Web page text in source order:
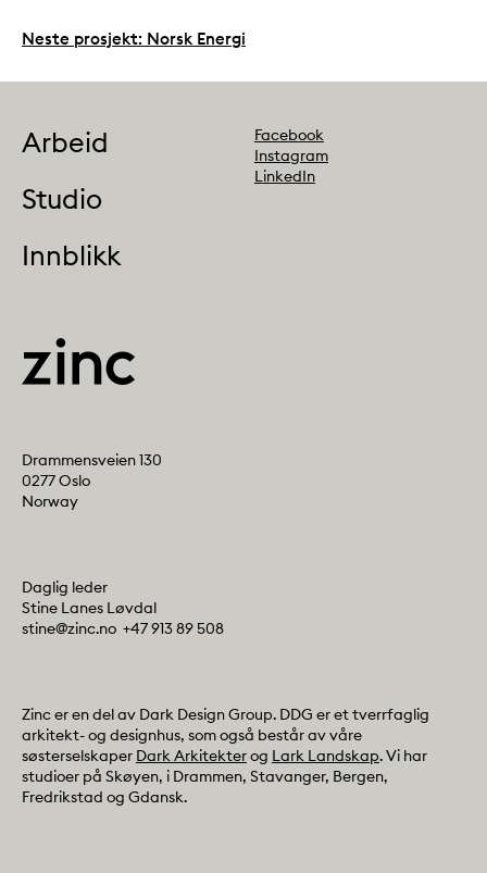
Neste prosjekt: Norsk Energi
Arbeid
Studio
Innblikk
Follow us
Facebook
Instagram
LinkedIn
Address
Drammensveien 130
0277 Oslo
Norway
Contact info
Daglig leder
Stine Lanes Løvdal
E-post:
stine@zinc.no
Telefon: +47 913 89 508
Colophone
Zinc er en del av Dark Design Group. DDG er et tverrfaglig
arkitekt- og designhus, som også består av våre
søsterselskaper Dark Arkitekterog Lark Landskap. Vi har
studioer på Skøyen, i Drammen, Stavanger, Bergen,
Fredrikstad og Gdansk.